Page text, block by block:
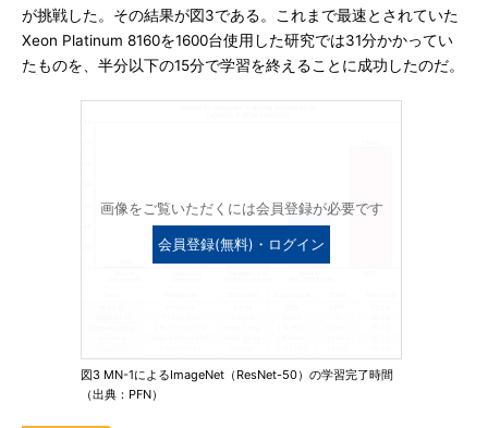
が挑戦した。その結果が図3である。これまで最速とされていた
Xeon Platinum 8160を1600台使用した研究では31分かかってい
たものを、半分以下の15分で学習を終えることに成功したのだ。
画像をご覧いただくには会員登録が必要です
会員登録(無料)・ログイン
図3 MN-1によるImageNet（ResNet-50）の学習完了時間
（出典：PFN）